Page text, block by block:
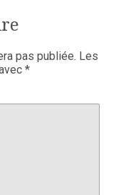
pas publiée. Les
*